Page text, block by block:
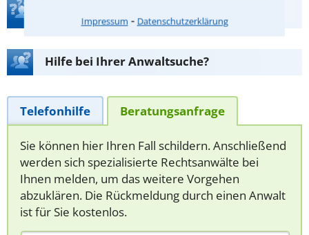
Impressum ⁃ Datenschutzerklärung
Hilfe bei Ihrer Anwaltsuche?
Telefonhilfe Beratungsanfrage
Sie können hier Ihren Fall schildern. Anschließend
werden sich spezialisierte Rechtsanwälte bei
Ihnen melden, um das weitere Vorgehen
abzuklären. Die Rückmeldung durch einen Anwalt
ist für Sie kostenlos.